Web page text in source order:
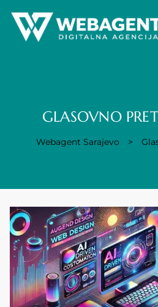
GLASOVNO
Webagent Sarajevo >